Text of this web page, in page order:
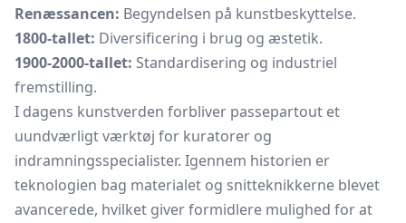
Renæssancen: Begyndelsen på kunstbeskyttelse.
1800-tallet: Diversificering i brug og æstetik.
1900-2000-tallet: Standardisering og industriel
fremstilling.
I dagens kunstverden forbliver passepartout et
uundværligt værktøj for kuratorer og
indramningsspecialister. Igennem historien er
teknologien bag materialet og snitteknikkerne blevet
avancerede, hvilket giver formidlere mulighed for at